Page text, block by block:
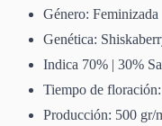
Género: Feminizada
Genética:
Indica 70% | 30%
Tiempo de
Producción: 500 gr/